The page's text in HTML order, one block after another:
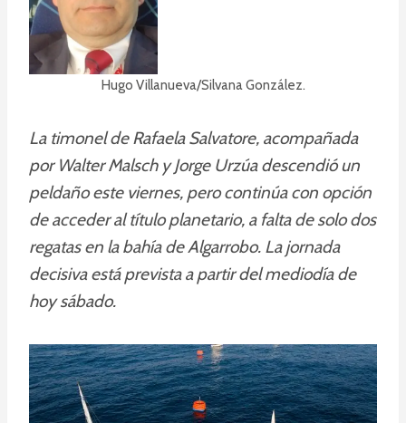
Hugo Villanueva/Silvana González.
La timonel de Rafaela Salvatore, acompañada
por Walter Malsch y Jorge Urzúa descendió un
peldaño este viernes, pero continúa con opción
de acceder al título planetario, a falta de solo dos
regatas en la bahía de Algarrobo. La jornada
decisiva está prevista a partir del mediodía de
hoy sábado.